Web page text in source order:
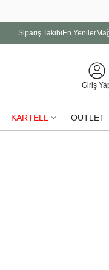
Sipariş Takibi En Yeniler
Giriş
KARTELL OUTLET